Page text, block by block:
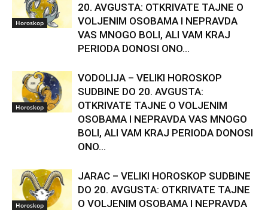
Horoskop
20. AVGUSTA: OTKRIVATE TAJNE O
VOLJENIM OSOBAMA I NEPRAVDA
VAS MNOGO BOLI, ALI VAM KRAJ
PERIODA DONOSI ONO...
Horoskop
VODOLIJA – VELIKI HOROSKOP
SUDBINE DO 20. AVGUSTA:
OTKRIVATE TAJNE O VOLJENIM
OSOBAMA I NEPRAVDA VAS MNOGO
BOLI, ALI VAM KRAJ PERIODA DONOSI
ONO...
Horoskop
JARAC – VELIKI HOROSKOP SUDBINE
DO 20. AVGUSTA: OTKRIVATE TAJNE
O VOLJENIM OSOBAMA I NEPRAVDA